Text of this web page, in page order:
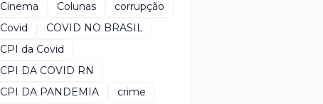
Cinema
Colunas
corrupção
Covid
COVID NO BRASIL
CPI da Covid
CPI DA COVID RN
CPI DA PANDEMIA
crime